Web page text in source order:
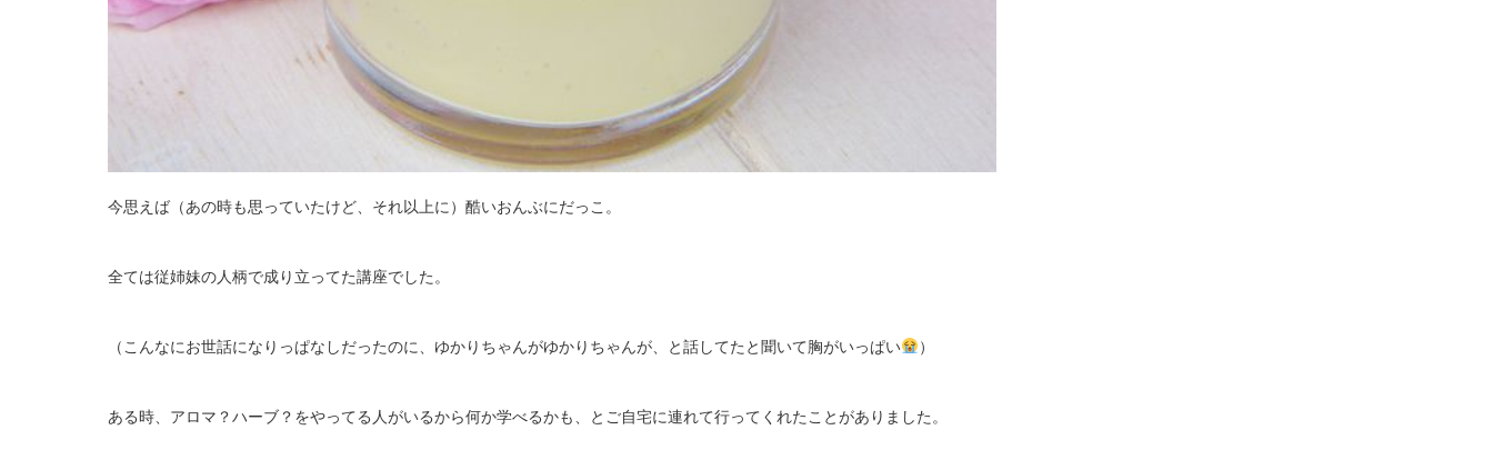
今思えば（あの時も思っていたけど、それ以上に）酷いおんぶにだっこ。
全ては従姉妹の人柄で成り立ってた講座でした。
（こんなにお世話になりっぱなしだったのに、ゆかりちゃんがゆかりちゃんが、と話してたと聞いて胸がいっぱい ）
ある時、アロマ？ハーブ？をやってる人がいるから何か学べるかも、とご自宅に連れて行ってくれたことがありました。